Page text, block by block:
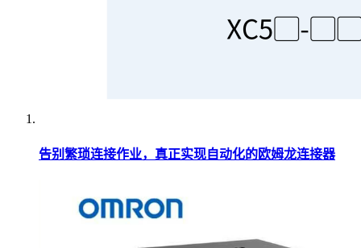
告别繁琐连接作业，真正实现自动化的欧姆龙连接器